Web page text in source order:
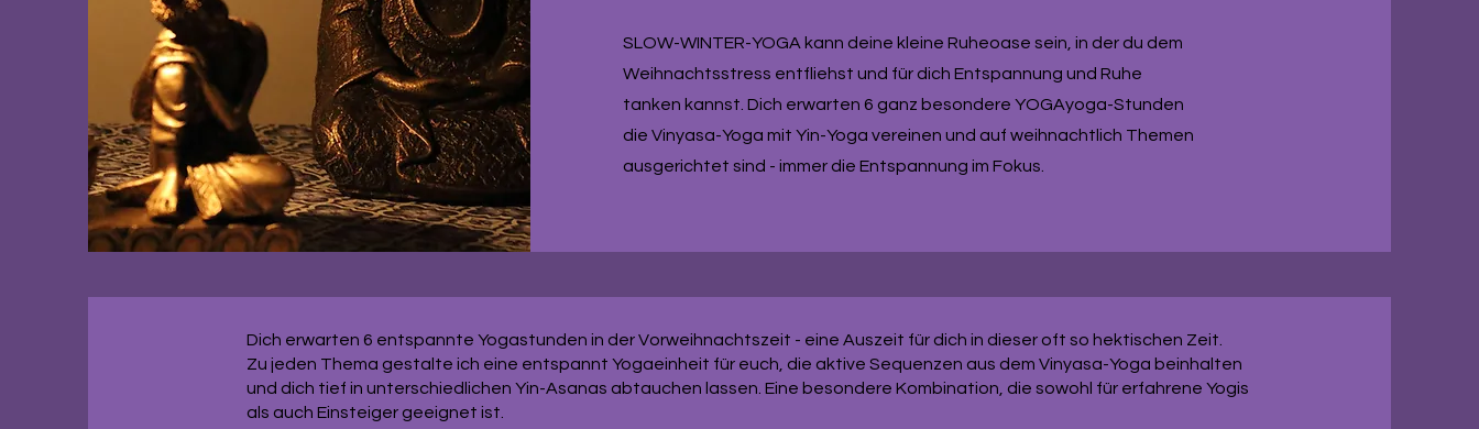
SLOW-WINTER-YOGA kann deine kleine Ruheoase sein, in der du dem
Weihnachtsstress entfliehst und für dich Entspannung und Ruhe
tanken kannst. Dich erwarten 6 ganz besondere YOGAyoga-Stunden
die Vinyasa-Yoga mit Yin-Yoga vereinen und auf weihnachtlich Themen
ausgerichtet sind - immer die Entspannung im Fokus.
Dich erwarten 6 entspannte Yogastunden in der Vorweihnachtszeit - eine Auszeit für dich in dieser oft so hektischen Zeit.
Zu jeden Thema gestalte ich eine entspannt Yogaeinheit für euch, die aktive Sequenzen aus dem Vinyasa-Yoga beinhalten
und dich tief in unterschiedlichen Yin-Asanas abtauchen lassen. Eine besondere Kombination, die sowohl für erfahrene Yogis
als auch Einsteiger geeignet ist.